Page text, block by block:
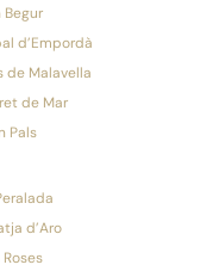
d’Empordà
de Malavella
de Mar
Pals
d’Aro